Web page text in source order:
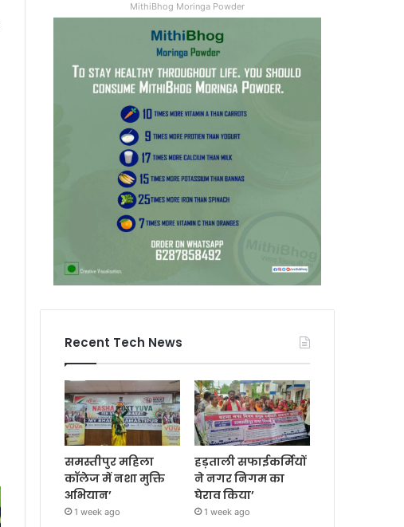
MithiBhog Moringa Powder
Recent Tech News
समस्तीपुर महिला
कॉलेज में नशा मुक्ति
अभियान’
1 week ago
हड़ताली सफाईकर्मियों
ने नगर निगम का
घेराव किया’
1 week ago